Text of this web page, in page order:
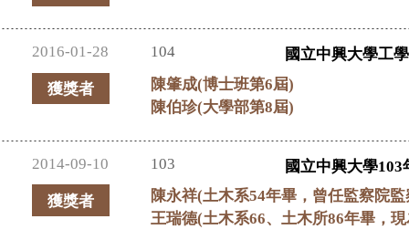
2016-01-28 104
國立中興大學工
獲獎者
陳肇成(博士班第6屆)
陳伯珍(大學部第8屆)
2014-09-10 103
國立中興大學
獲獎者
陳永祥(土木系54年畢，曾任監察院
王瑞德(土木系66、土木所86年畢，